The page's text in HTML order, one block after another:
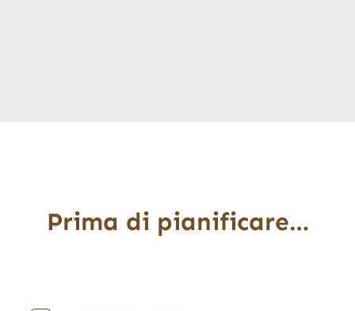
Prima di pianificare…